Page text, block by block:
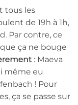
tous les
de 19h à 1h,
Par contre, ce
ça ne bouge
: Maeva
même eu
! Pour
ça se passe sur